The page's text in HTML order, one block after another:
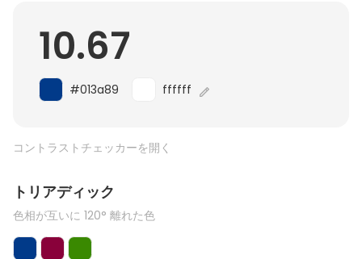
10.67
#013a89 ffffff
コントラストチェッカーを開く
トリアディック
色相が互いに 120° 離れた色